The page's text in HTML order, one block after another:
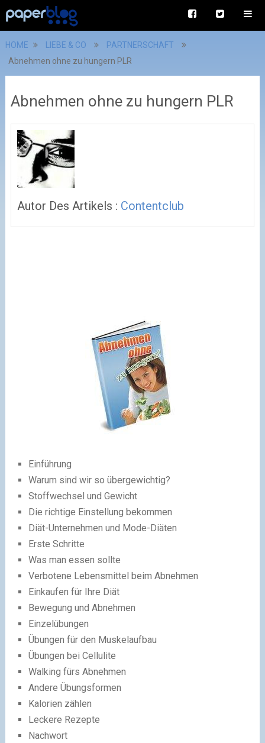
HOME LIEBE & CO
PARTNERSCHAFT
Abnehmen ohne zu hungern PLR
Abnehmen ohne zu hungern PLR
Autor Des Artikels : Contentclub
Einführung
Warum sind wir so übergewichtig?
Stoffwechsel und Gewicht
Die richtige Einstellung bekommen
Diät-Unternehmen und Mode-Diäten
Erste Schritte
Was man essen sollte
Verbotene Lebensmittel beim Abnehmen
Einkaufen für Ihre Diät
Bewegung und Abnehmen
Einzelübungen
Übungen für den Muskelaufbau
Übungen bei Cellulite
Walking fürs Abnehmen
Andere Übungsformen
Kalorien zählen
Leckere Rezepte
Nachwort